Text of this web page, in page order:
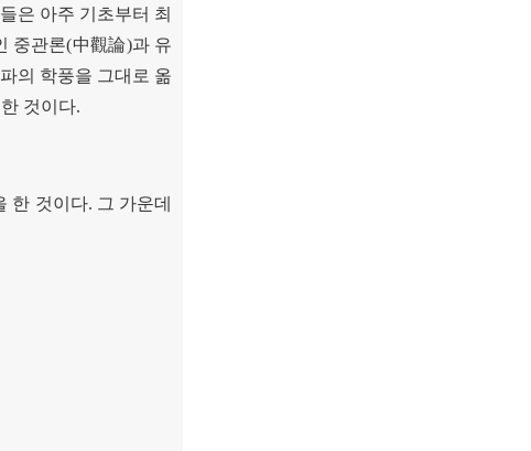
들은 아주 기초부터 최
중관론(中觀論)과 유
의 학풍을 그대로 옮
것이다.
한 것이다. 그 가운데